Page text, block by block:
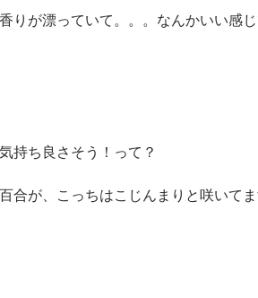
りが漂っていて。。。なんかいい感
持ち良さそう！って？
合が、こっちはこじんまりと咲いてま